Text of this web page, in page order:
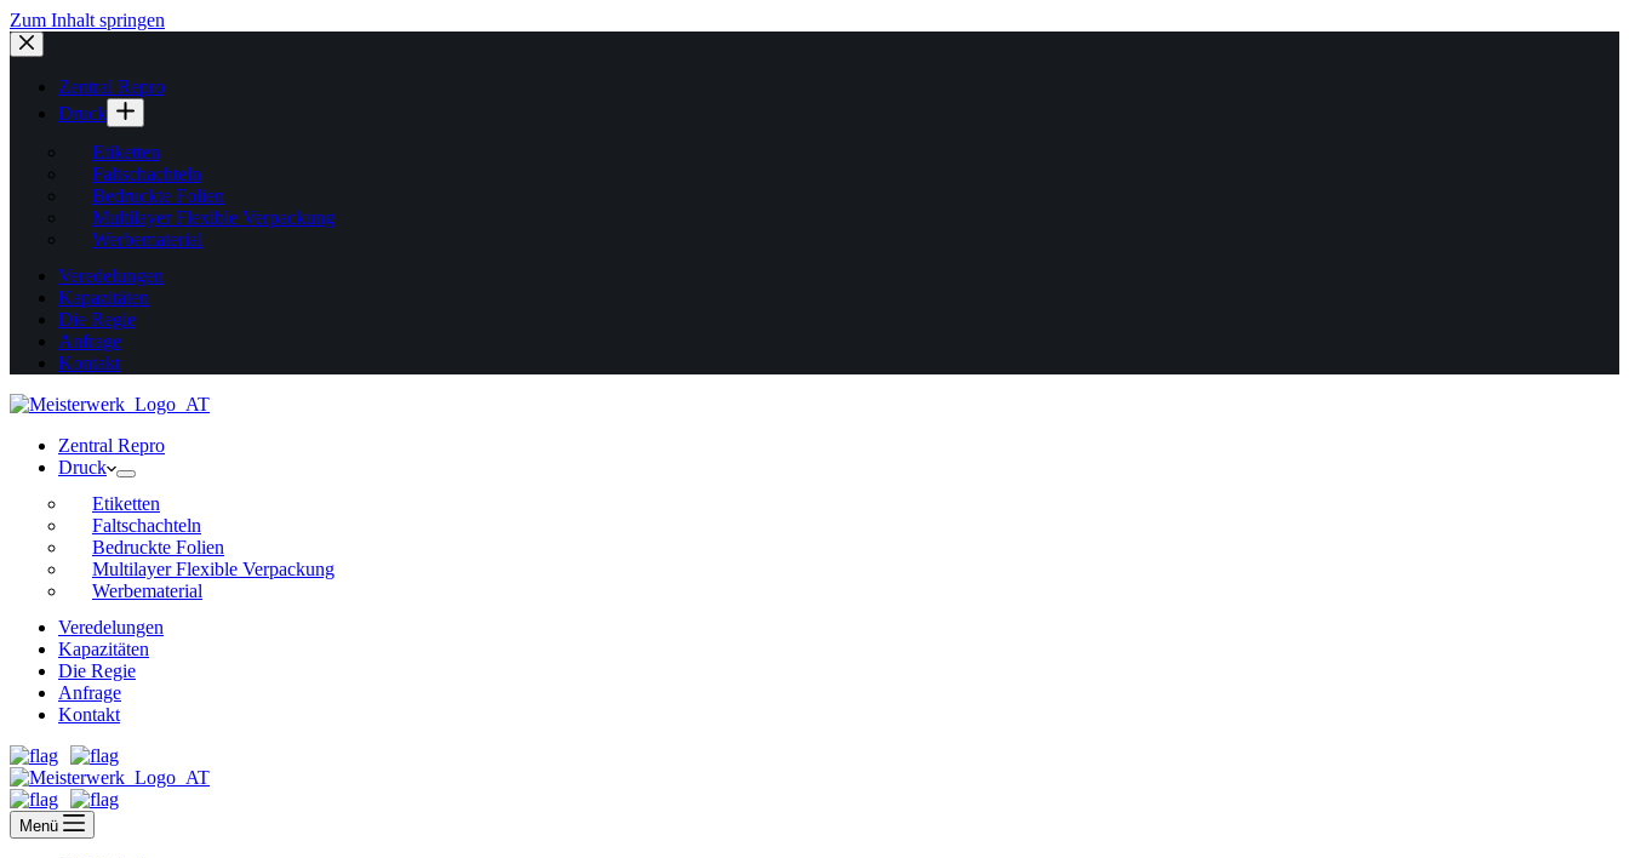
Zum Inhalt springen
Zentral Repro
Druck
Etiketten
Faltschachteln
Bedruckte Folien
Multilayer Flexible Verpackung
Werbematerial
Veredelungen
Kapazitäten
Die Regie
Anfrage
Kontakt
Zentral Repro
Druck
Etiketten
Faltschachteln
Bedruckte Folien
Multilayer Flexible Verpackung
Werbematerial
Veredelungen
Kapazitäten
Die Regie
Anfrage
Kontakt
Menü